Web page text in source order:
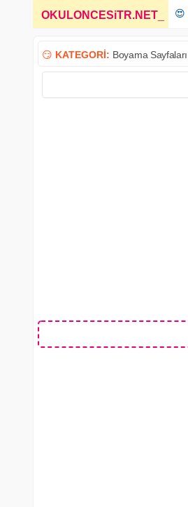
OKULONCESiTR.NET 😍
😏 KATEGORİ: Boyama Sayfaları